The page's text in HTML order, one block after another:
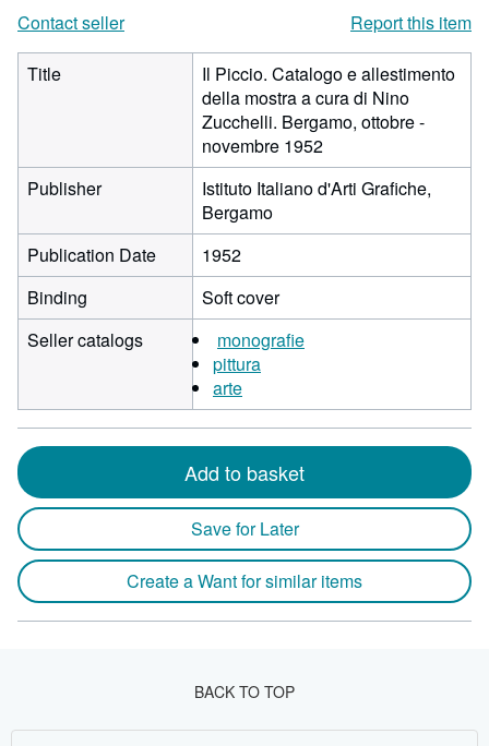
Contact seller
Report this item
Title
Il Piccio. Catalogo e allestimento
della mostra a cura di Nino
Zucchelli. Bergamo, ottobre -
novembre 1952
Publisher
Istituto Italiano d'Arti Grafiche,
Bergamo
Publication Date
1952
Binding
Soft cover
Seller catalogs
monografie
pittura
arte
Add to basket
Save for Later
Create a Want for similar items
BACK TO TOP